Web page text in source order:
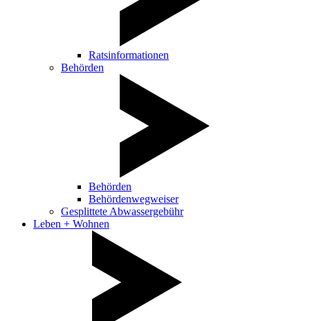
Ratsinformationen
Behörden
Behörden
Behördenwegweiser
Gesplittete Abwassergebühr
Leben + Wohnen